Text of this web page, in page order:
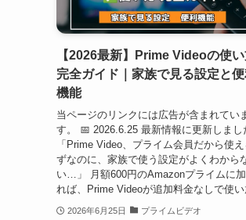
【2026最新】Prime Videoの使
完全ガイド｜家族で見る設定と便
機能
当ページのリンクには広告が含まれてい
す。 📅 2026.6.25 最新情報に更新しまし
「Prime Video、プライム会員だから使
ずなのに、家族で使う設定がよくわから
い…」 月額600円のAmazonプライムに
れば、Prime Videoが追加料金なしで使
2026年6月25日 プライムビデオ